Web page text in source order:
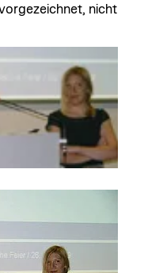
nicht